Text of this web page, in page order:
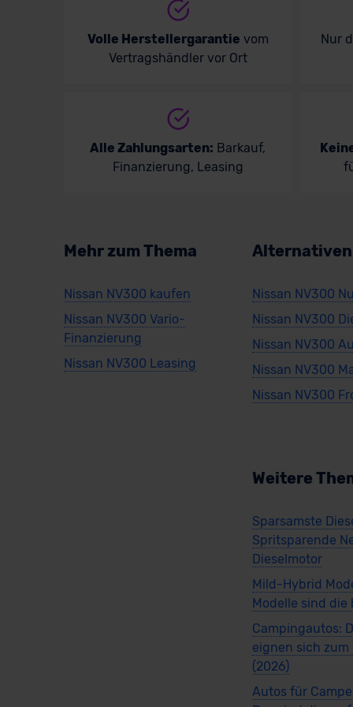
Volle Herstellergarantie vom
Vertragshändler vor Ort
Nur
Alle Zahlungsarten: Barkauf,
Finanzierung, Leasing
Mehr zum Thema
Nissan NV300 kaufen
Nissan NV300 Vario-
Finanzierung
Nissan NV300 Leasing
Alternativen
Nissan NV300
Nissan NV300
Nissan NV300
Nissan NV300
Nissan NV300
Weitere
Sparsamste
Spritsparende
Dieselmotor
Mild-Hybrid
Modelle sind die
Campingautos:
eignen sich zum
(2026)
Autos für